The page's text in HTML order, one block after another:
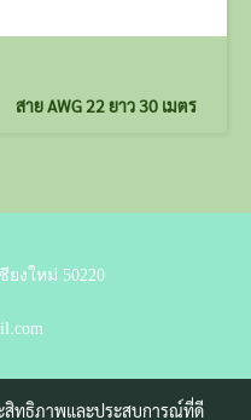
สาย AWG 22 ยาว 30 เมตร
ยงใหม่ 50220
สิทธิภาพและประสบการณ์ที่ดี